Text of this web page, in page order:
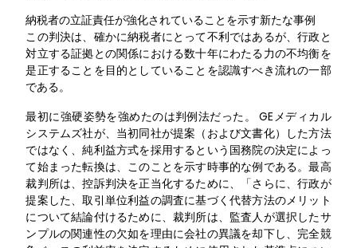
納税者の立証責任が強化されていることを示す新たな事例
この判決は、確かに納税者にとって不利ではあるが、行政と
対立する証拠との関係における数十年にわたる力の不均衡を
是正することを目的としていることを認識すべき流れの一部
である。
最初に強硬姿勢を強めたのは判例法だった。 GEメディカル
システムズ社が、当初同社が提案（および文書化）した方法
ではなく、純利益方式を採用するという国務院の決定によっ
て始まった転換は、このことを示す時事的な例である。最高
裁判所は、控訴判決を正当化するために、「さらに、行政が
提案した、取引単位利益の調査に基づく代替方法のメリット
について結論付けるために、裁判所は、監査人が選択したサ
ンプルの関連性の欠如を理由に会社の異議を却下し、完全競